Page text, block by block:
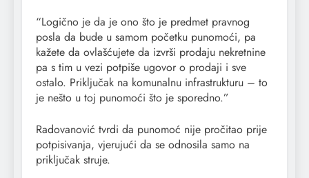
“Logično je da je ono što je predmet pravnog
posla da bude u samom početku punomoći, pa
kažete da ovlašćujete da izvrši prodaju nekretnine
pa s tim u vezi potpiše ugovor o prodaji i sve
ostalo. Priključak na komunalnu infrastrukturu – to
je nešto u toj punomoći što je sporedno.”
Radovanović tvrdi da punomoć nije pročitao prije
potpisivanja, vjerujući da se odnosila samo na
priključak struje.